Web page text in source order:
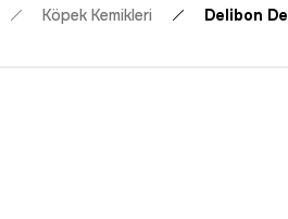
Köpek Kemikleri Delibon